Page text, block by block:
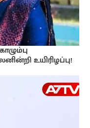
உயிரிழப்பு!